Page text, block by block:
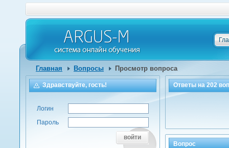
Главная Вопросы Просмотр вопроса
Ответы на202
Вопрос
Здравствуйте, гость!
Логин
Пароль
войти